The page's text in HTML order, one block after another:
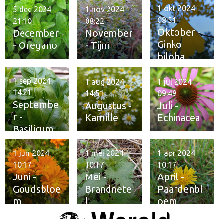
December
- Oregano
5 dec 2024
21:10
November
- Tijm
1 nov 2024
08:22
Oktober -
Ginko
biloba
1 okt 2024
08:51
Septembe
r -
Basilicum
1 sep 2024
14:21
Augustus -
Kamille
1 aug 2024
14:51
Juli -
Echinacea
1 jul 2024
09:49
Juni -
Goudsbloe
m
1 jun 2024
10:17
Mei -
Brandnete
l
1 mei 2024
10:17
April -
Paardenbl
oem
1 apr 2024
10:17